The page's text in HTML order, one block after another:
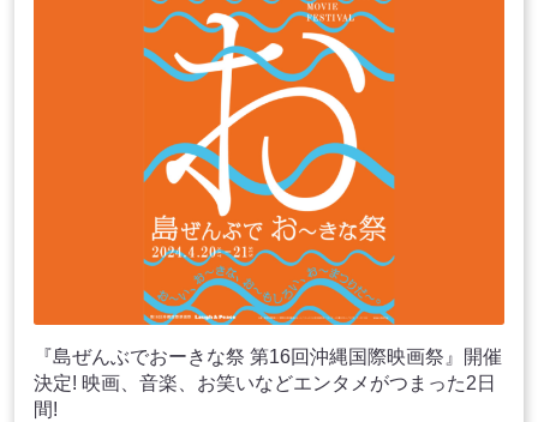
『島ぜんぶでおーきな祭 第16回沖縄国際映画祭』開催
決定! 映画、音楽、お笑いなどエンタメがつまった2日
間!